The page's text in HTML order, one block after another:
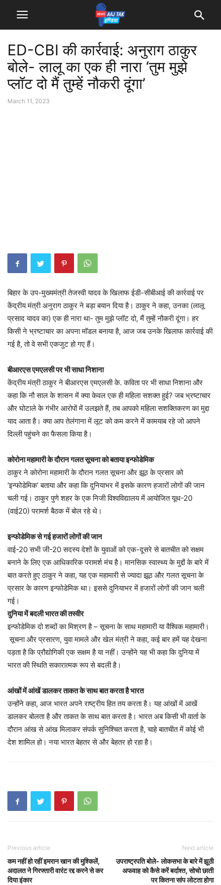
ED-CBI की कार्रवाई: अनुराग ठाकुर
बोले- लालू का एक ही नारा ‘तुम मुझे
प्लॉट दो मैं तुम्हें नौकरी दूंगा’
March 11, 2023
बिहार के उप-मुख्यमंत्री तेजस्वी यादव के खिलाफ ईडी-सीबीआई की कार्रवाई पर
केंद्रीय मंत्री अनुराग ठाकुर ने बड़ा बयान दिया है। ठाकुर ने कहा, उनका (लालू
प्रसाद यादव का) एक ही नारा था- तुम मुझे प्लॉट दो, मैं तुम्हें नौकरी दूंगा। हर
किसी ने भ्रष्टाचार का अपना मॉडल बनाया है, आज जब उनके खिलाफ कार्रवाई की
गई है, तो वे सभी एकजुट हो गए हैं।
बीआरएस एमएलसी पर भी साधा निशाना
केंद्रीय मंत्री ठाकुर ने बीआरएस एमएलसी के. कविता पर भी साधा निशाना और
कहा कि नौ साल के शासन में क्या केवल एक ही महिला सशक्त हुई? जब भ्रष्टाचार
और घोटाले के गंभीर आरोपों में उलझते हैं, तब आपको महिला सशक्तिकरण का मुद्दा
याद आता है। क्या आप तेलंगाना में लूट को कम करने में कामयाब रहे जो आपने
दिल्ली पहुंचने का फैसला किया है।
कोरोना महामारी के दौरान गलत सूचना को बताया इन्फोडेमिक
ठाकुर ने कोरोना महामारी के दौरान गलत सूचना और झूठ के प्रसार को
‘इन्फोडेमिक’ बताया और कहा कि दुनियाभर में इसके कारण हजारों लोगों की जान
चली गई। ठाकुर पुणे शहर के एक निजी विश्वविद्यालय में आयोजित यूथ-20
(वाई20) परामर्श बैठक में बोल रहे थे।
इन्फोडेमिक से गई हजारों लोगों की जान
वाई-20 सभी जी-20 सदस्य देशों के युवाओं को एक-दूसरे से बातचीत को सक्षम
बनाने के लिए एक आधिकारिक परामर्श मंच है। मानसिक स्वास्थ्य के मुद्दों के बारे में
बात करते हुए ठाकुर ने कहा, यह एक महामारी से ज्यादा झूठ और गलत सूचना के
प्रसार के कारण इन्फोडेमिक था। इससे दुनियाभर में हजारों लोगों की जान चली
गई।
दुनिया में बदली भारत की तस्वीर
इन्फोडेमिक दो शब्दों का मिश्रण है – सूचना के साथ महामारी या वैश्विक महामारी।
सूचना और प्रसारण, युवा मामले और खेल मंत्री ने कहा, कई बार हमें यह देखना
पड़ता है कि प्रौद्योगिकी एक सक्षम है या नहीं। उन्होंने यह भी कहा कि दुनिया में
भारत की स्थिति सकारात्मक रूप से बदली है।
आंखों में आंखें डालकर ताकत के साथ बात करता है भारत
उन्होंने कहा, आज भारत अपने राष्ट्रीय हित तय करता है। यह आंखों में आखें
डालकर बोलता है और ताकत के साथ बात करता है। भारत अब किसी भी वार्ता के
दौरान आंख से आंख मिलाकर संपर्क सुनिश्चित करता है, चाहे बातचीत में कोई भी
देश शामिल हो। नया भारत बेहतर से और बेहतर हो रहा है।
Previous article
कम नहीं हो रहीं इमरान खान की मुश्किलें,
अदालत ने गिरफ्तारी वारंट रद्द करने से कर
दिया इंकार
Next article
उपराष्ट्रपति बोले- लोकसभा के बारे में झूठी
अफवाह को कैसे करें बर्दाश्त, सोचो छाती
पर कितना सांप लोटता होगा